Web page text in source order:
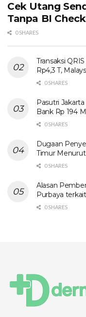
Cek Utang
Tanpa BI
0 SHARES
Transaksi
Rp4,3 T,
0 SHARES
Pasutri
Bank Rp 194 M
0 SHARES
Dugaan
Timur
0 SHARES
Alasan
Purbaya
0 SHARES